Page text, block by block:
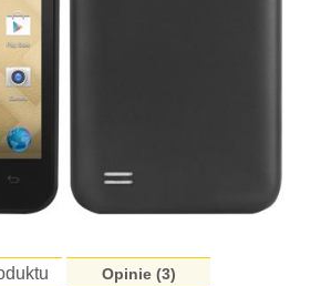
Opinie (3)